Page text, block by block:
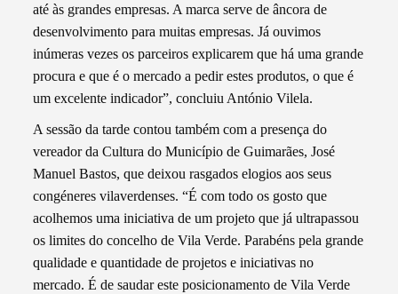
até às grandes empresas. A marca serve de âncora de
desenvolvimento para muitas empresas. Já ouvimos
inúmeras vezes os parceiros explicarem que há uma grande
procura e que é o mercado a pedir estes produtos, o que é
um excelente indicador”, concluiu António Vilela.
A sessão da tarde contou também com a presença do
vereador da Cultura do Município de Guimarães, José
Manuel Bastos, que deixou rasgados elogios aos seus
congéneres vilaverdenses. “É com todo os gosto que
acolhemos uma iniciativa de um projeto que já ultrapassou
os limites do concelho de Vila Verde. Parabéns pela grande
qualidade e quantidade de projetos e iniciativas no
mercado. É de saudar este posicionamento de Vila Verde